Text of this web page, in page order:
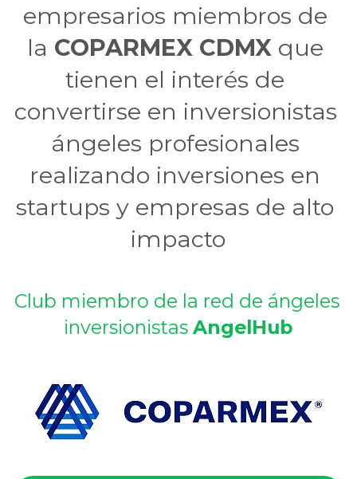
empresarios miembros de
la COPARMEX CDMX que
tienen el interés de
convertirse en inversionistas
ángeles profesionales
realizando inversiones en
startups y empresas de alto
impacto
Club miembro de la red de ángeles
inversionistas AngelHub